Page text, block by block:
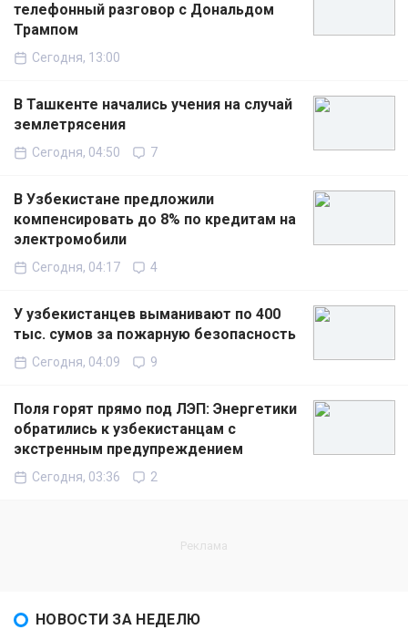
телефонный разговор с Дональдом
Трампом
Сегодня, 13:00
В Ташкенте начались учения на случай
землетрясения
Сегодня, 04:50 7
В Узбекистане предложили
компенсировать до 8% по кредитам на
электромобили
Сегодня, 04:17 4
У узбекистанцев выманивают по 400
тыс. сумов за пожарную безопасность
Сегодня, 04:09 9
Поля горят прямо под ЛЭП: Энергетики
обратились к узбекистанцам с
экстренным предупреждением
Сегодня, 03:36 2
НОВОСТИ ЗА НЕДЕЛЮ